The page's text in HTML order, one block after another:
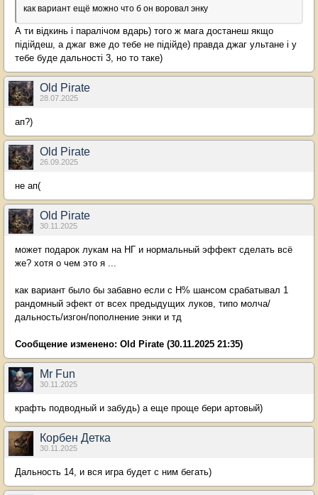
как вариант ещё можно что б он воровал энку
А ти відкинь і паралічом вдарь) того ж мага достанеш якщо
підійдеш, а джаг вже до тебе не підійде) правда джаг ультане і у
тебе буде дальності 3, но то таке)
Old Pirate
28.07.2025
ап?)
Old Pirate
26.09.2025
не ап(
Old Pirate
30.11.2025
может подарок лукам на НГ и нормальный эффект сделать всё
же? хотя о чем это я ...
как вариант было бы забавно если с Н% шансом срабатывал 1
рандомный эфект от всех предыдущих луков, типо молча/
дальность/изгон/пополнение энки и тд
Сообщение изменено: Old Pirate (30.11.2025 21:35)
Mr Fun
30.11.2025
крафть подводный и забудь) а еще проще бери артовый)
Корбен Детка
30.11.2025
Дальность 14, и вся игра будет с ним бегать)